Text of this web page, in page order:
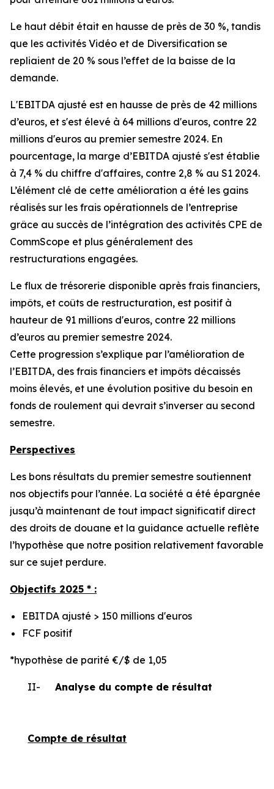
Le haut débit était en hausse de près de 30 %, tandis
que les activités Vidéo et de Diversification se
repliaient de 20 % sous l’effet de la baisse de la
demande.
L'EBITDA ajusté est en hausse de près de 42 millions
d’euros, et s'est élevé à 64 millions d'euros, contre 22
millions d'euros au premier semestre 2024. En
pourcentage, la marge d’EBITDA ajusté s'est établie
à 7,4 % du chiffre d'affaires, contre 2,8 % au S1 2024.
L’élément clé de cette amélioration a été les gains
réalisés sur les frais opérationnels de l’entreprise
grâce au succès de l’intégration des activités CPE de
CommScope et plus généralement des
restructurations engagées.
Le flux de trésorerie disponible après frais financiers,
impôts, et coûts de restructuration, est positif à
hauteur de 91 millions d'euros, contre 22 millions
d’euros au premier semestre 2024.
Cette progression s’explique par l’amélioration de
l’EBITDA, des frais financiers et impôts décaissés
moins élevés, et une évolution positive du besoin en
fonds de roulement qui devrait s’inverser au second
semestre.
Perspectives
Les bons résultats du premier semestre soutiennent
nos objectifs pour l’année. La société a été épargnée
jusqu’à maintenant de tout impact significatif direct
des droits de douane et la guidance actuelle reflète
l’hypothèse que notre position relativement favorable
sur ce sujet perdure.
Objectifs 2025 * :
EBITDA ajusté > 150 millions d'euros
FCF positif
*hypothèse de parité €/$ de 1,05
II-Analyse du compte de résultat
Compte de résultat